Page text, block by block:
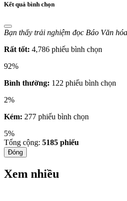
Kết quả bình chọn
Bạn thấy trải nghiệm đọc Báo Văn
Rất tốt: 4,786 phiếu bình chọn
92%
Bình thường: 122 phiếu bình chọn
2%
Kém: 277 phiếu bình chọn
5%
Tổng cộng: 5185 phiếu
Đóng
Xem nhiều